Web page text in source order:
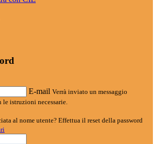
E-mail Verrà inviato un messaggio
istruzioni necessarie.
al nome utente? Effettua il reset della password